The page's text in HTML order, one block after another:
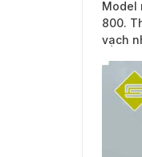
Model
800.
vạch